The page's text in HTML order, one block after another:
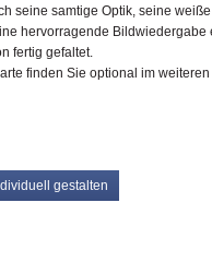
seine samtige Optik, seine
hervorragende Bildwiedergabe
fertig gefaltet.
finden Sie optional im
gestalten